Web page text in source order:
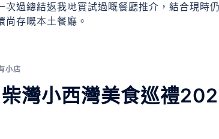
次過總結返我哋實試過嘅餐廳推介，結合現時
存嘅本土餐廳。
小店
柴灣小西灣美食巡禮